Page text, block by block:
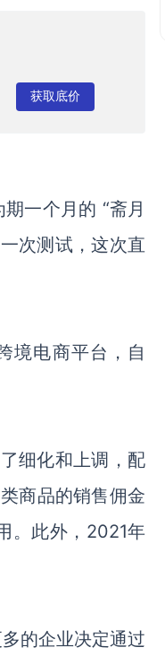
获取底价
一个月的 “斋月
次测试，这次直
境电商平台，自
细化和上调，配
商品的销售佣金
。此外，2021年
的企业决定通过